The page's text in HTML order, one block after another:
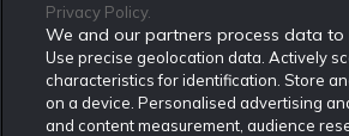
Rekatochklart.com är Sveriges ledande betting-
Rekatochklart som en av världens bästa spelinformations-
Oscarsgala EGR Awards.
Redaktionen
Redaktionell policy
Privacy Policy.
We and our partners process data to
Use precise geolocation data. Actively
characteristics for identification. Store
on a device. Personalised advertising
and content measurement, audience